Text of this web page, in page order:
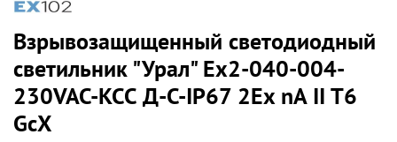
Взрывозащищенный светодиодный
светильник "Урал" Ex2-040-004-
230VAC-КСС Д-С-IP67 2Ex nA II T6
GcX